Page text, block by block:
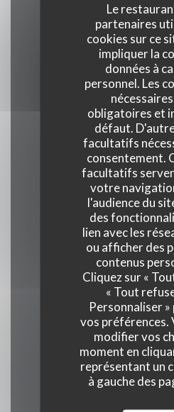
Le
partenaires
cookies sur ce
impliquer la
données à
personnel. Les
obligatoires et
défaut.
facultatifs
consentement.
facultatifs
votre
l'audience du
des
lien avec les
ou afficher des
contenus
Cliquez sur «
« Tout
Personnaliser
vos préférences.
modifier vos
moment en
représentant un
à gauche des
Traditionnel,
Type de
Restaurant
Veranda, Wifi,
Accès aux personnes
Moyens de
Union Pay , Espèces,